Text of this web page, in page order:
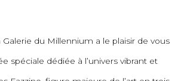
Galerie du Millennium a le plaisir de vous
spéciale dédiée à l’univers vibrant et